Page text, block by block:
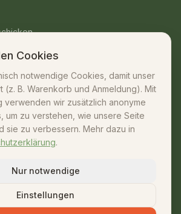
Cookies
notwendige Cookies, damit unser
(z. B. Warenkorb und Anmeldung). Mit
verwenden wir zusätzlich anonyme
um zu verstehen, wie unsere Seite
sie zu verbessern. Mehr dazu in
.
Nur notwendige
Einstellungen